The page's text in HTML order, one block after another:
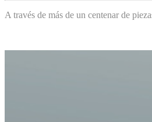
A través de más de un centenar de